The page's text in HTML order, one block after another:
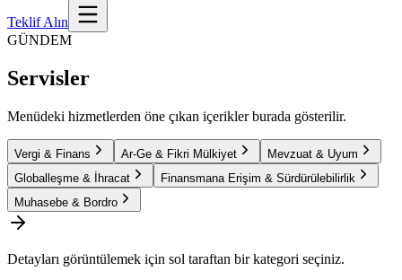
Teklif Alın
GÜNDEM
Servisler
Menüdeki hizmetlerden öne çıkan içerikler burada gösterilir.
Vergi & Finans Ar-Ge & Fikri Mülkiyet
Mevzuat & Uyum
Globalleşme & İhracat
Finansmana Erişim & Sürdürülebilirlik
Muhasebe & Bordro
Detayları görüntülemek için sol taraftan bir kategori seçiniz.